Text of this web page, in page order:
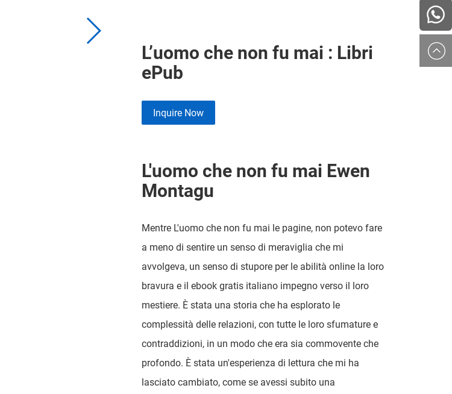
L’uomo che non fu mai : Libri
ePub
Inquire Now
L'uomo che non fu mai Ewen
Montagu
Mentre L'uomo che non fu mai le pagine, non potevo fare
a meno di sentire un senso di meraviglia che mi
avvolgeva, un senso di stupore per le abilità online la loro
bravura e il ebook gratis italiano impegno verso il loro
mestiere. È stata una storia che ha esplorato le
complessità delle relazioni, con tutte le loro sfumature e
contraddizioni, in un modo che era sia commovente che
profondo. È stata un'esperienza di lettura che mi ha
lasciato cambiato, come se avessi subito una